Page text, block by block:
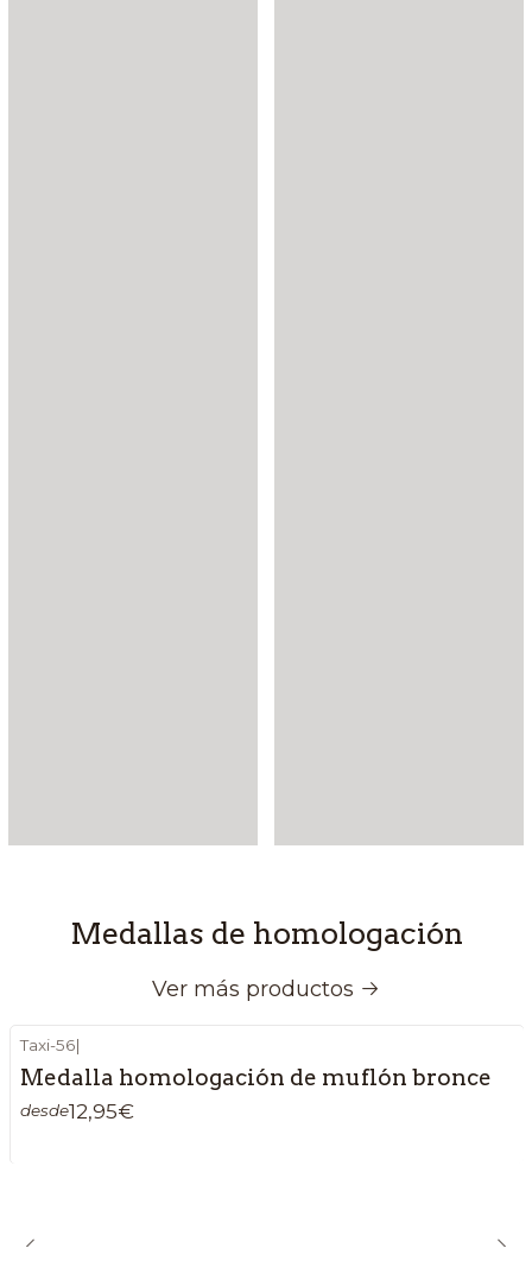
Medallas de homologación
Ver más productos
Taxi-56|
Medalla homologación de muflón bronce
desde12,95€